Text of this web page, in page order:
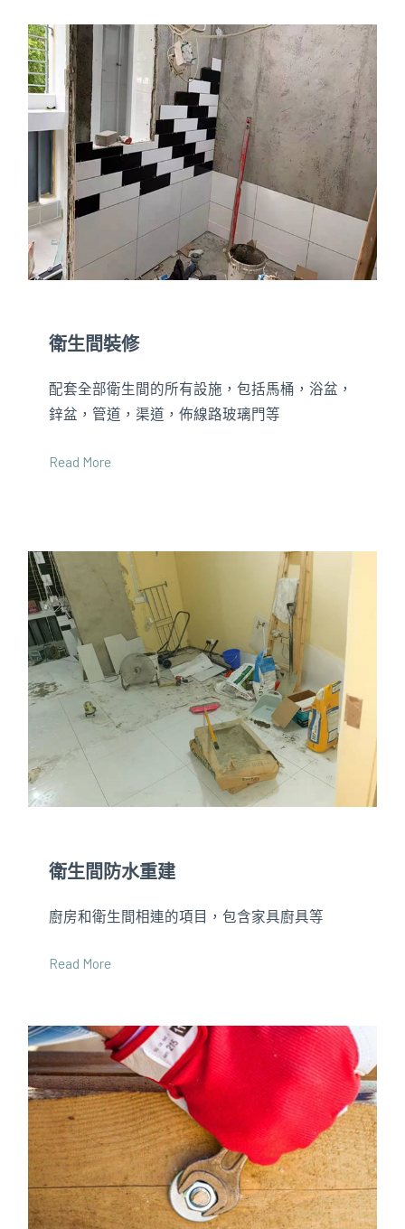
衛生間裝修
配套全部衛生間的所有設施，包括馬桶，浴盆，
鋅盆，管道，渠道，佈線路玻璃門等
Read More
衛生間防水重建
廚房和衛生間相連的項目，包含家具廚具等
Read More